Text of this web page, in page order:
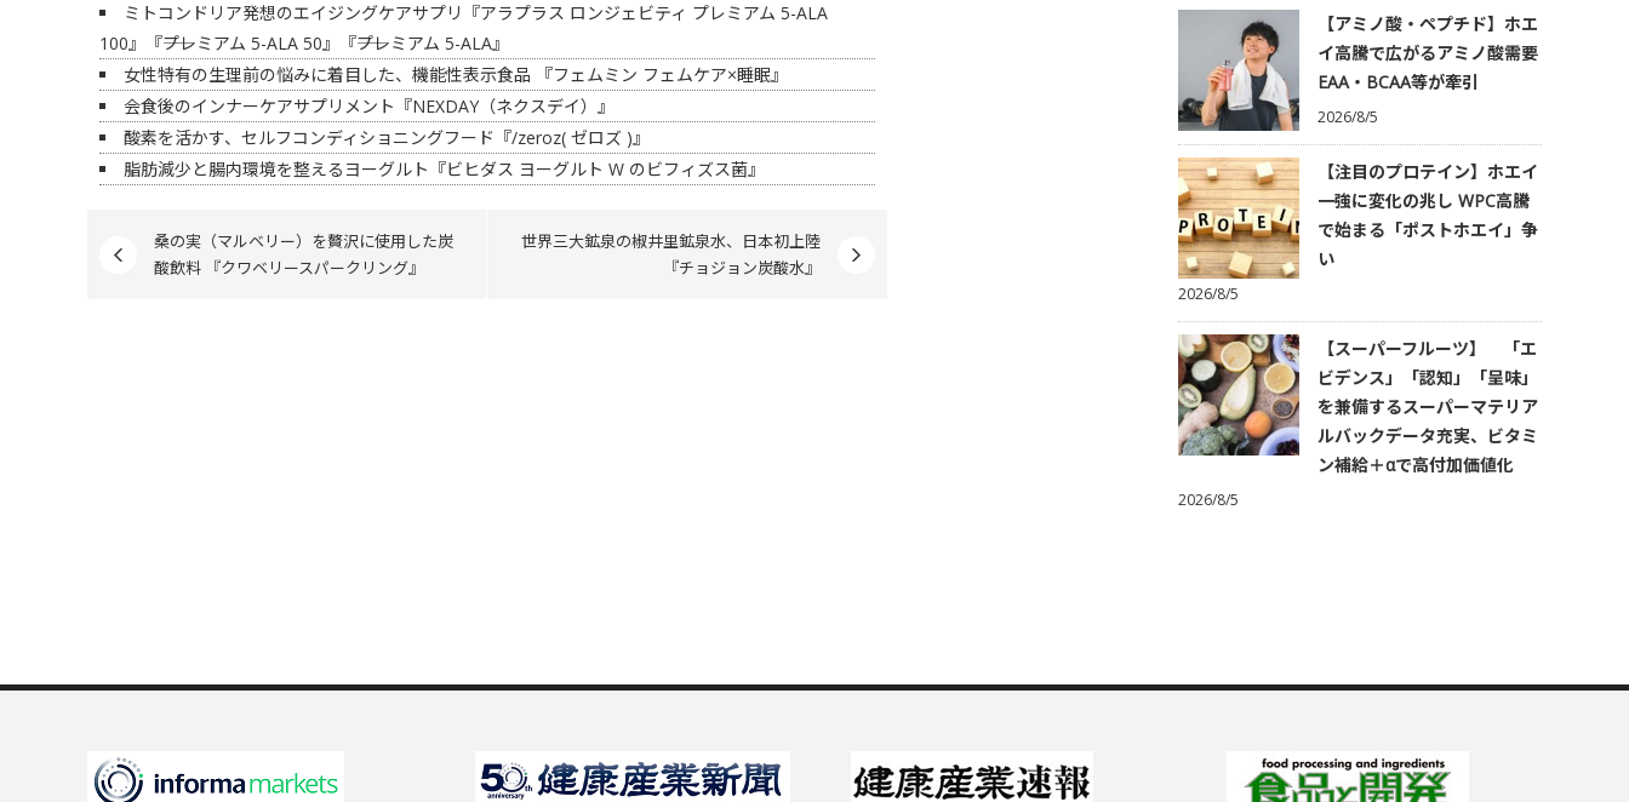
ミトコンドリア発想のエイジングケアサプリ『アラプラス ロンジェビティ プレミアム 5-ALA
100』『――プレミアム 5-ALA 50』『――プレミアム 5-ALA』
女性特有の生理前の悩みに着目した、機能性表示食品 『フェムミン フェムケア×睡眠』
会食後のインナーケアサプリメント『NEXDAY（ネクスデイ）』
酸素を活かす、セルフコンディショニングフード『/zeroz( ゼロズ )』
脂肪減少と腸内環境を整えるヨーグルト『ビヒダス ヨーグルト W のビフィズス菌』
桑の実（マルベリー）を贅沢に使用した炭
酸飲料 『クワベリースパークリング』
世界三大鉱泉の椒井里鉱泉水、日本初上陸
『チョジョン炭酸水』
【アミノ酸・ペプチド】ホエ
イ高騰で広がるアミノ酸需要
EAA・BCAA等が牽引
2026/8/5
【注目のプロテイン】ホエイ
一強に変化の兆し WPC高騰
で始まる「ポストホエイ」争
い
2026/8/5
【スーパーフルーツ】 「エ
ビデンス」「認知」「呈味」
を兼備するスーパーマテリア
ルバックデータ充実、ビタミ
ン補給＋αで高付加価値化
2026/8/5